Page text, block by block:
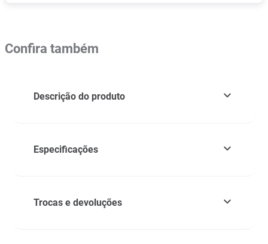
Confira também
Descrição do produto
Especificações
Trocas e devoluções